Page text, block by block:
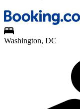
Washington, DC